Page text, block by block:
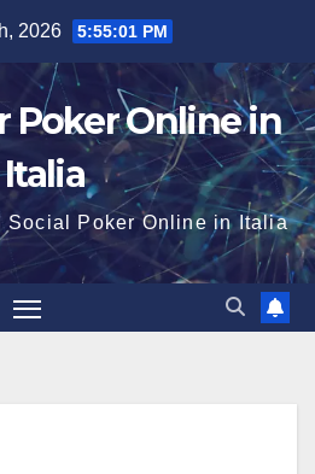
2026 5:55:02 PM
Poker Online in
Italia
Social Poker Online in Italia